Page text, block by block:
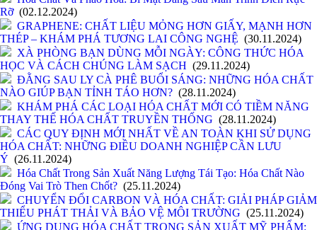
Rỡ(02.12.2024)
GRAPHENE: CHẤT LIỆU MỎNG HƠN GIẤY, MẠNH HƠN
THÉP – KHÁM PHÁ TƯƠNG LAI CÔNG NGHỆ (30.11.2024)
XÀ PHÒNG BẠN DÙNG MỖI NGÀY: CÔNG THỨC HÓA
HỌC VÀ CÁCH CHÚNG LÀM SẠCH (29.11.2024)
ĐẰNG SAU LY CÀ PHÊ BUỔI SÁNG: NHỮNG HÓA CHẤT
NÀO GIÚP BẠN TỈNH TÁO HƠN? (28.11.2024)
KHÁM PHÁ CÁC LOẠI HÓA CHẤT MỚI CÓ TIỀM NĂNG
THAY THẾ HÓA CHẤT TRUYỀN THỐNG (28.11.2024)
CÁC QUY ĐỊNH MỚI NHẤT VỀ AN TOÀN KHI SỬ DỤNG
HÓA CHẤT: NHỮNG ĐIỀU DOANH NGHIỆP CẦN LƯU
Ý (26.11.2024)
Hóa Chất Trong Sản Xuất Năng Lượng Tái Tạo: Hóa Chất Nào
Đóng Vai Trò Then Chốt? (25.11.2024)
CHUYỂN ĐỔI CARBON VÀ HÓA CHẤT: GIẢI PHÁP GIẢM
THIỂU PHÁT THẢI VÀ BẢO VỆ MÔI TRƯỜNG (25.11.2024)
ỨNG DỤNG HÓA CHẤT TRONG SẢN XUẤT MỸ PHẨM: